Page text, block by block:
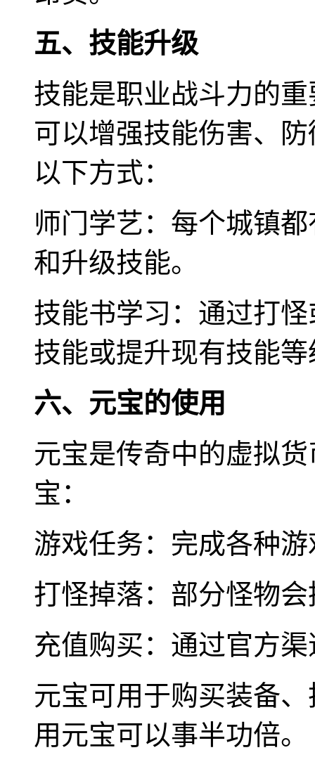
五、技能升级
技能是职业战斗力的
可以增强技能伤害、
以下方式：
师门学艺：每个城镇
和升级技能。
技能书学习：通过打
技能或提升现有技能等
六、元宝的使用
元宝是传奇中的虚拟
宝：
游戏任务：完成各种
打怪掉落：部分怪物
充值购买：通过官方
元宝可用于购买装备
用元宝可以事半功倍。